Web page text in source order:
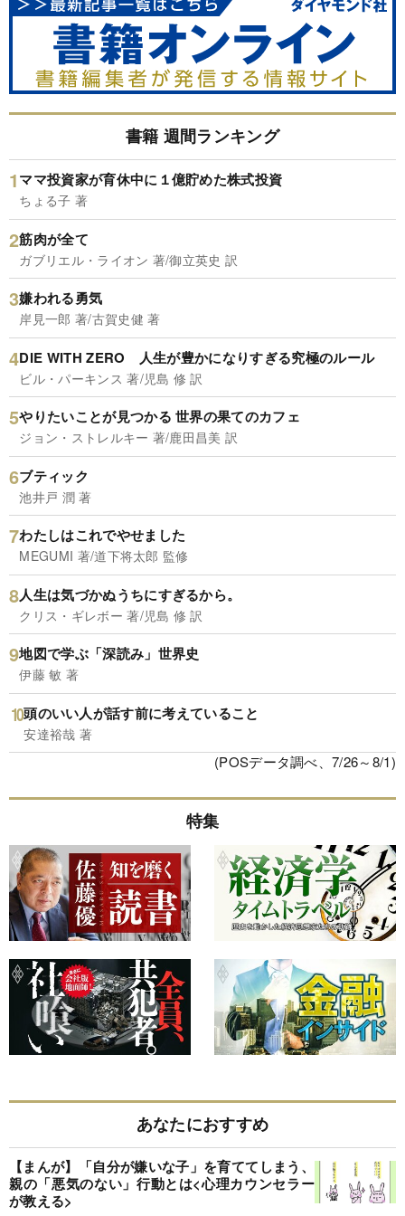
書籍 週間ランキング
ママ投資家が育休中に１億貯めた株式投資
ちょる子 著
筋肉が全て
ガブリエル・ライオン 著/御立英史 訳
嫌われる勇気
岸見一郎 著/古賀史健 著
DIE WITH ZERO 人生が豊かになりすぎる究極のルール
ビル・パーキンス 著/児島 修 訳
やりたいことが見つかる 世界の果てのカフェ
ジョン・ストレルキー 著/鹿田昌美 訳
ブティック
池井戸 潤 著
わたしはこれでやせました
MEGUMI 著/道下将太郎 監修
人生は気づかぬうちにすぎるから。
クリス・ギレボー 著/児島 修 訳
地図で学ぶ「深読み」世界史
伊藤 敏 著
頭のいい人が話す前に考えていること
安達裕哉 著
(POSデータ調べ、7/26～8/1)
特集
あなたにおすすめ
【まんが】「自分が嫌いな子」を育ててしまう、
親の「悪気のない」行動とは<心理カウンセラー
が教える>